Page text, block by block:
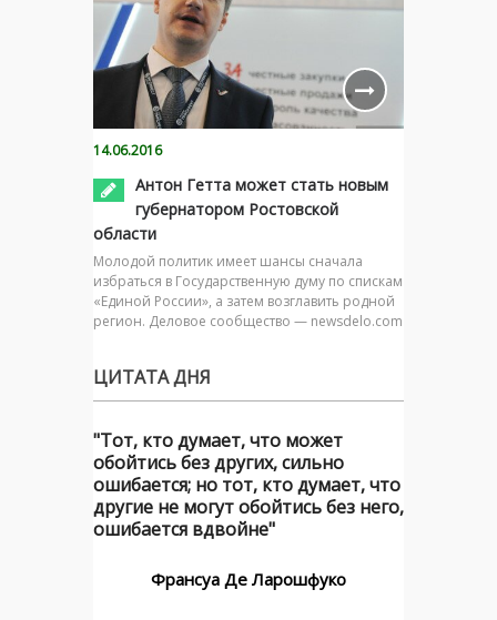
14.06.2016
Антон Гетта может стать новым
губернатором Ростовской
области
Молодой политик имеет шансы сначала
избраться в Государственную думу по спискам
«Единой России», а затем возглавить родной
регион. Деловое сообщество — newsdelo.com
ЦИТАТА ДНЯ
"Тот, кто думает, что может
обойтись без других, сильно
ошибается; но тот, кто думает, что
другие не могут обойтись без него,
ошибается вдвойне"
Франсуа Де Ларошфуко